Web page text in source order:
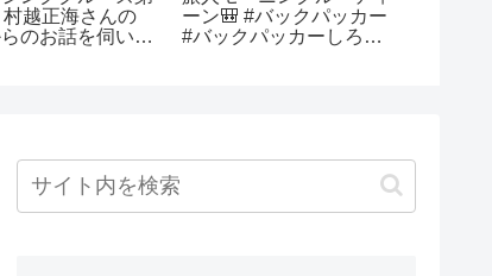
渡すシスコンの
い妹が困ってい
Craft Inn ［手］te
（2021年10月7日放送）